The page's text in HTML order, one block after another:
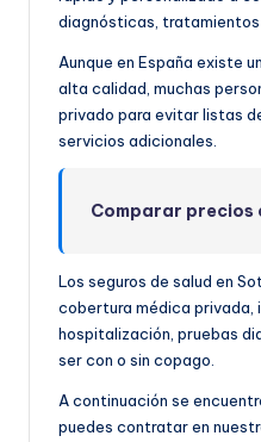
diagnósticas, tratamientos
Aunque en España existe
alta calidad, muchas
privado para evitar listas
servicios adicionales.
Comparar precios
Los seguros de salud en
cobertura médica privada,
hospitalización, pruebas
ser con o sin copago.
A continuación se
puedes contratar en